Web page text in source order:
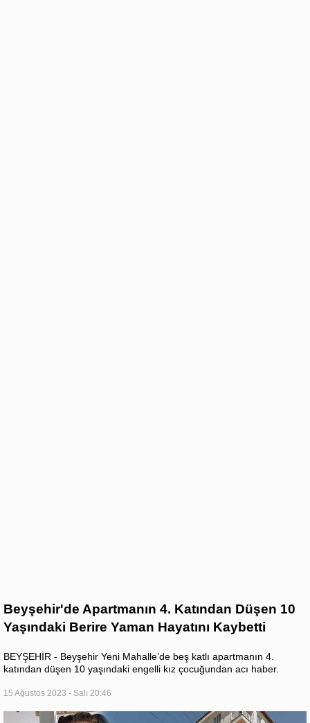
Beyşehir'de Apartmanın 4. Katından Düşen 10
Yaşındaki Berire Yaman Hayatını Kaybetti
BEYŞEHİR - Beyşehir Yeni Mahalle’de beş katlı apartmanın 4.
katından düşen 10 yaşındaki engelli kız çocuğundan acı haber.
15 Ağustos 2023 - Salı 20:46